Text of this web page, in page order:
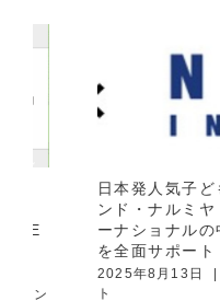
日本発人気子ども服ブラ
ンド・ナルミヤ・インタ
ーナショナルの中国進出
を全面サポート
2025年8月13日 |
0 コメン
ト